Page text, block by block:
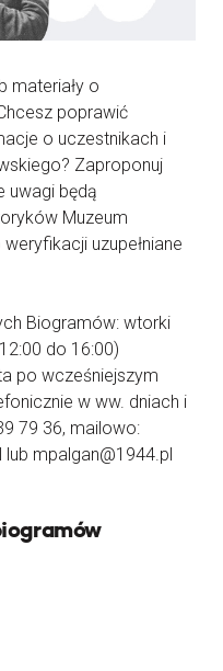
materiały o
poprawić
o uczestnikach i
Zaproponuj
uwagi będą
Muzeum
uzupełniane
Biogramów: wtorki
do 16:00)
po wcześniejszym
w ww. dniach i
79 36, mailowo:
mpalgan@1944.pl